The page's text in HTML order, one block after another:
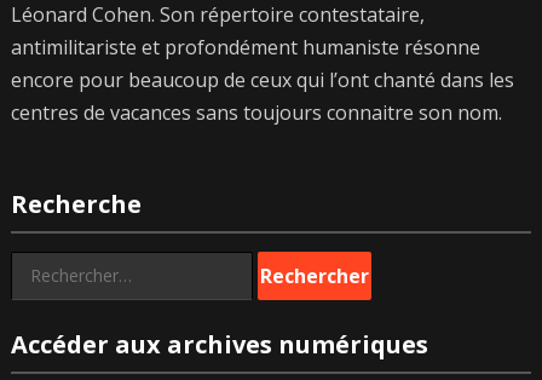
Léonard Cohen. Son répertoire contestataire,
antimilitariste et profondément humaniste résonne
encore pour beaucoup de ceux qui l’ont chanté dans les
centres de vacances sans toujours connaitre son nom.
Recherche
Rechercher :
Accéder aux archives numériques